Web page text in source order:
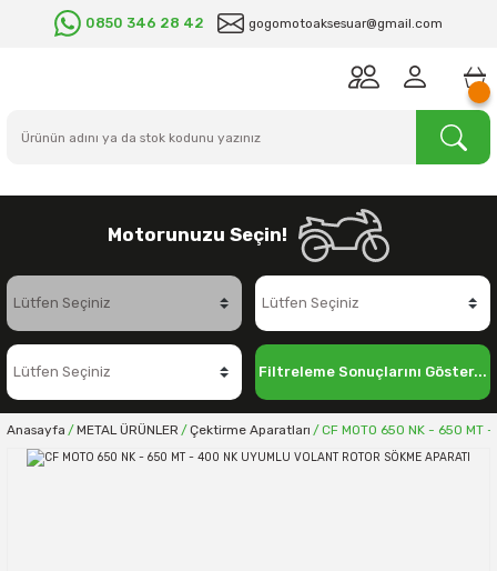
0850 346 28 42 gogomotoaksesuar@gmail.com
Motorunuzu Seçin!
Filtreleme Sonuçlarını Göster...
Anasayfa METAL ÜRÜNLER Çektirme Aparatları CF MOTO 650 NK - 650 MT -